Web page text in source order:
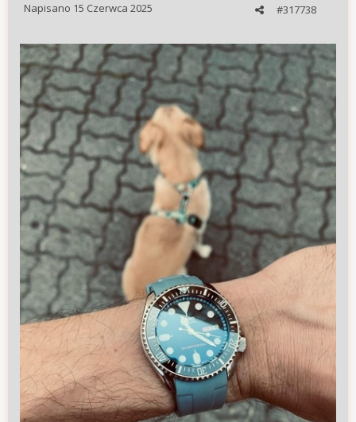
#317738
Napisano 15 Czerwca 2025